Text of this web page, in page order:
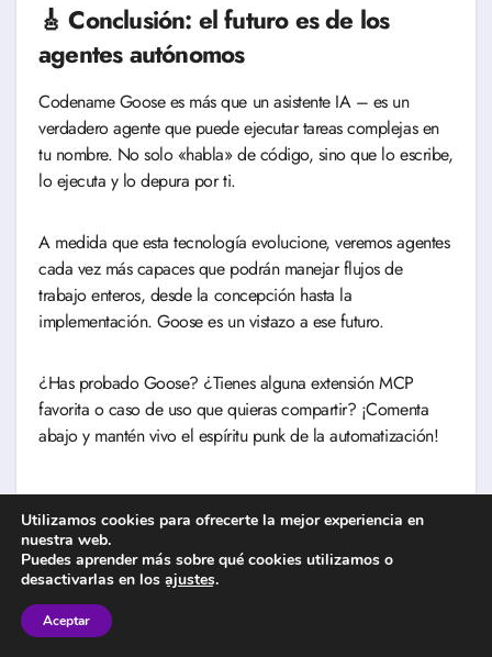
🎸 Conclusión: el futuro es de los
agentes autónomos
Codename Goose es más que un asistente IA – es un
verdadero agente que puede ejecutar tareas complejas en
tu nombre. No solo «habla» de código, sino que lo escribe,
lo ejecuta y lo depura por ti.
A medida que esta tecnología evolucione, veremos agentes
cada vez más capaces que podrán manejar flujos de
trabajo enteros, desde la concepción hasta la
implementación. Goose es un vistazo a ese futuro.
¿Has probado Goose? ¿Tienes alguna extensión MCP
favorita o caso de uso que quieras compartir? ¡Comenta
abajo y mantén vivo el espíritu punk de la automatización!
Preguntas Frecuentes
¿Qué es Goose y por qué es el agente
IA más potente de 2025?
Goose es un agente IA de código abierto desarrollado por
Block (anteriormente Square) que combina LLMs con
Utilizamos cookies para ofrecerte la mejor experiencia en
nuestra web.
Puedes aprender más sobre qué cookies utilizamos o
desactivarlas en los ajustes.
Aceptar